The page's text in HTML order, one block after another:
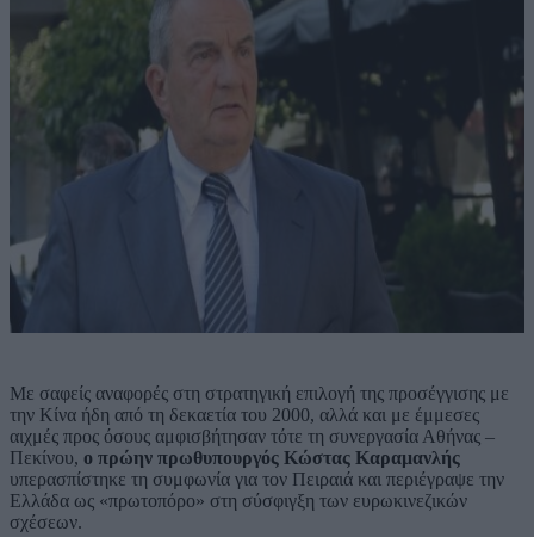
Με σαφείς αναφορές στη στρατηγική επιλογή της προσέγγισης με
την Κίνα ήδη από τη δεκαετία του 2000, αλλά και με έμμεσες
αιχμές προς όσους αμφισβήτησαν τότε τη συνεργασία Αθήνας –
Πεκίνου, ο πρώην πρωθυπουργός Κώστας Καραμανλής
υπερασπίστηκε τη συμφωνία για τον Πειραιά και περιέγραψε την
Ελλάδα ως «πρωτοπόρο» στη σύσφιγξη των ευρωκινεζικών
σχέσεων.